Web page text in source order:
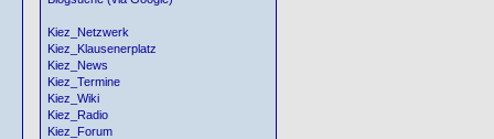
Kiez_Netzwerk
Kiez_Klausenerplatz
Kiez_News
Kiez_Termine
Kiez_Wiki
Kiez_Radio
Kiez_Forum